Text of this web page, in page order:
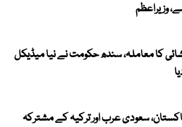
وزیراعظم
کا معاملہ، سندھ حکومت نے نیا میڈیکل
سعودی عرب اور ترکیہ کے مشترکہ